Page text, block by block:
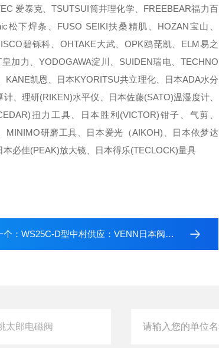
爱泰克、TSUTSUI筒井理化学、FREEBEAR福力百
松下焊条、FUSO SEIKI扶桑精肌、HOZAN宝山、
碧铄科、OHTAKE大武、OPK鸥琵凯、ELM易之
加力、YODOGAWA淀川、SUIDEN瑞电、TECHNO
凯恩、日本KYORITSU共立理化、日本ADA水分
、理研(RIKEN)水平仪、日本佐藤(SATO)温湿度计、
扭力工具、日本胜利(VICTOR)钳子、气剪、
研磨工具、日本爱光（AIKOH)、日本依梦达
必佳(PEAK)放大镜、日本得乐(TECLOCK)量具
： WS25C-D型中村供应：VENN日本阀天桃太郎电磁阀